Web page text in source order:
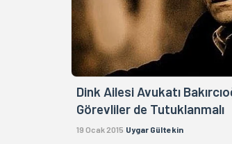
Dink Ailesi Avukatı
Görevliler de Tutuklanmalı
19 Ocak 2015 Uygar Gültekin